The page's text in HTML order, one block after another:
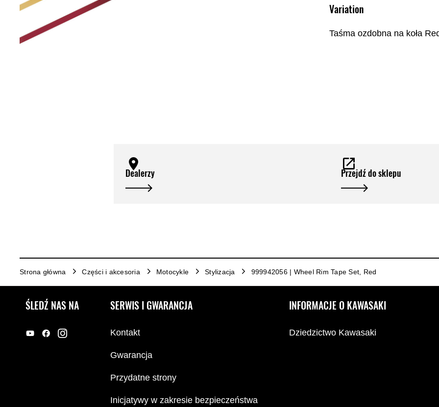
Variation
Taśma ozdobna na koła
Dealerzy Przejdź do sklepu
Strona główna Części i akcesoria Motocykle Stylizacja 999942056 | Wheel Rim Tape Set, Red
ŚLEDŹ NAS NA SERWIS I GWARANCJA
Kontakt
Gwarancja
Przydatne strony
Inicjatywy w zakresie bezpieczeństwa
INFORMACJE O KAWASAKI
Dziedzictwo Kawasaki